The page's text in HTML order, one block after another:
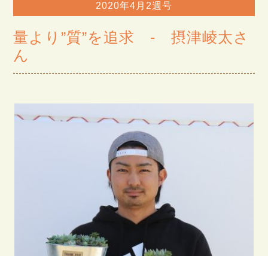
2020年4月2週号
量より”質”を追求 - 摂津崚太さ
ん